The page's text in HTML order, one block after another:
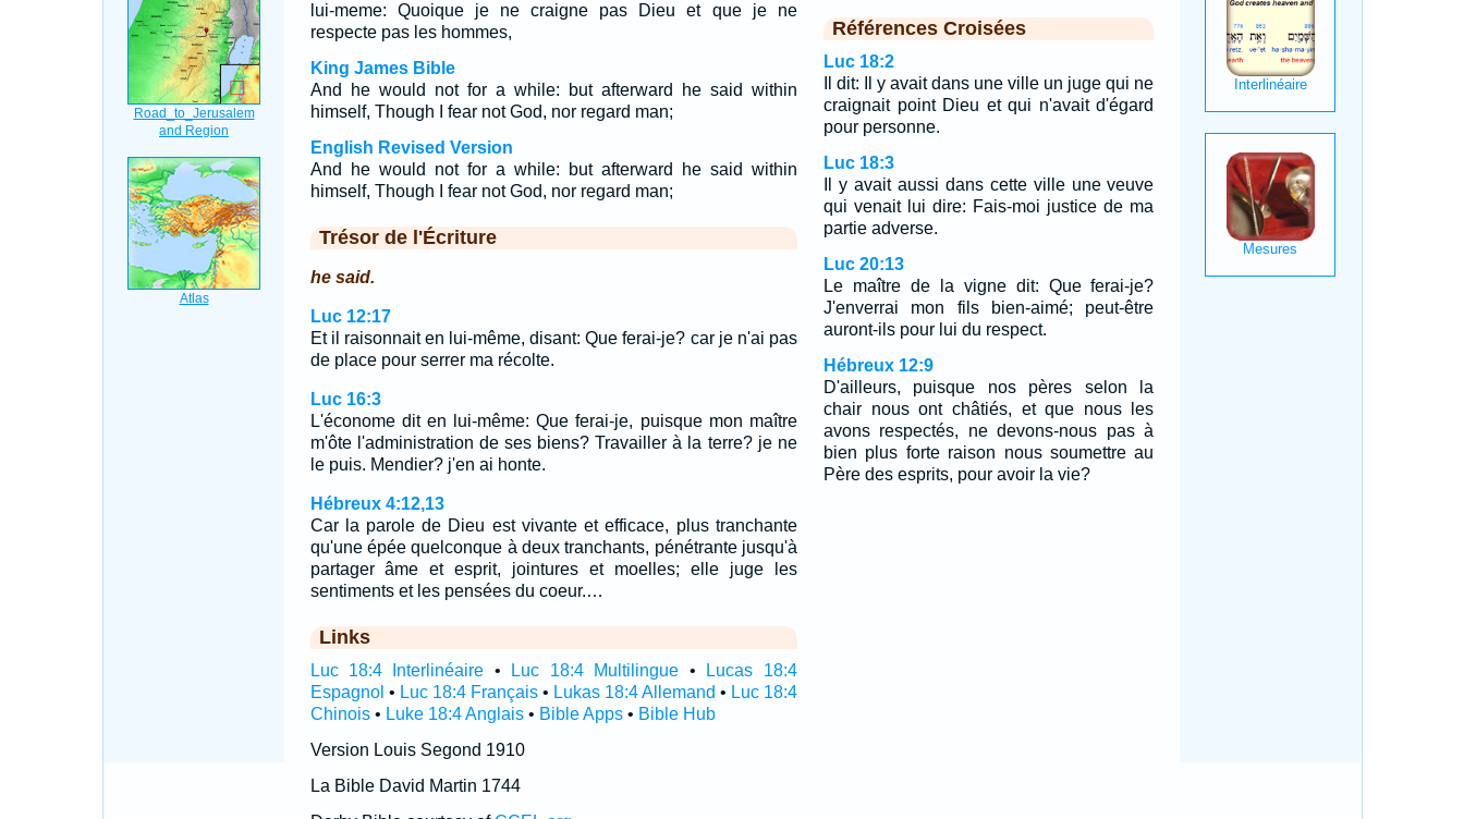
lui-meme: Quoique je ne craigne pas Dieu et que je ne
respecte pas les hommes,
King James Bible
And he would not for a while: but afterward he said within
himself, Though I fear not God, nor regard man;
English Revised Version
And he would not for a while: but afterward he said within
himself, Though I fear not God, nor regard man;
Trésor de l'Écriture
he said.
Luc 12:17
Et il raisonnait en lui-même, disant: Que ferai-je? car je n'ai pas
de place pour serrer ma récolte.
Luc 16:3
L'économe dit en lui-même: Que ferai-je, puisque mon maître
m'ôte l'administration de ses biens? Travailler à la terre? je ne
le puis. Mendier? j'en ai honte.
Hébreux 4:12,13
Car la parole de Dieu est vivante et efficace, plus tranchante
qu'une épée quelconque à deux tranchants, pénétrante jusqu'à
partager âme et esprit, jointures et moelles; elle juge les
sentiments et les pensées du coeur.…
Links
Luc 18:4 Interlinéaire • Luc 18:4 Multilingue •
Lucas 18:4
Espagnol • Luc 18:4 Français• Lukas 18:4 Allemand • Luc 18:4
Chinois• Luke 18:4 Anglais• Bible Apps• Bible Hub
Version Louis Segond 1910
La Bible David Martin 1744
Références Croisées
Luc 18:2
Il dit: Il y avait dans une ville un juge qui ne
craignait point Dieu et qui n'avait d'égard
pour personne.
Luc 18:3
Il y avait aussi dans cette ville une veuve
qui venait lui dire: Fais-moi justice de ma
partie adverse.
Luc 20:13
Le maître de la vigne dit: Que ferai-je?
J'enverrai mon fils bien-aimé; peut-être
auront-ils pour lui du respect.
Hébreux 12:9
D'ailleurs, puisque nos pères selon la
chair nous ont châtiés, et que nous les
avons respectés, ne devons-nous pas à
bien plus forte raison nous soumettre au
Père des esprits, pour avoir la vie?